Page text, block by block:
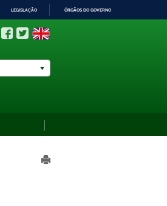
LEGISLAÇÃO ÓRGÃOS DO GOVERNO